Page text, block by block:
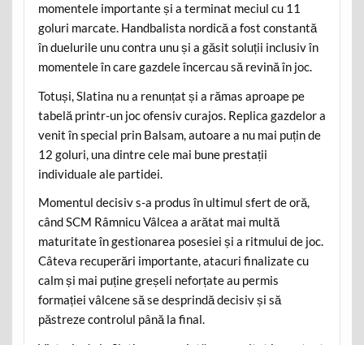
momentele importante și a terminat meciul cu 11
goluri marcate. Handbalista nordică a fost constantă
în duelurile unu contra unu și a găsit soluții inclusiv în
momentele în care gazdele încercau să revină în joc.
Totuși, Slatina nu a renunțat și a rămas aproape pe
tabelă printr-un joc ofensiv curajos. Replica gazdelor a
venit în special prin Balsam, autoare a nu mai puțin de
12 goluri, una dintre cele mai bune prestații
individuale ale partidei.
Momentul decisiv s-a produs în ultimul sfert de oră,
când SCM Râmnicu Vâlcea a arătat mai multă
maturitate în gestionarea posesiei și a ritmului de joc.
Câteva recuperări importante, atacuri finalizate cu
calm și mai puține greșeli neforțate au permis
formației vâlcene să se desprindă decisiv și să
păstreze controlul până la final.